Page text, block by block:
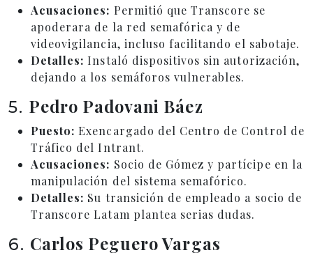
Acusaciones: Permitió que Transcore se
apoderara de la red semafórica y de
videovigilancia, incluso facilitando el sabotaje.
Detalles: Instaló dispositivos sin autorización,
dejando a los semáforos vulnerables.
5. Pedro Padovani Báez
Puesto: Exencargado del Centro de Control de
Tráfico del Intrant.
Acusaciones: Socio de Gómez y partícipe en la
manipulación del sistema semafórico.
Detalles: Su transición de empleado a socio de
Transcore Latam plantea serias dudas.
6. Carlos Peguero Vargas